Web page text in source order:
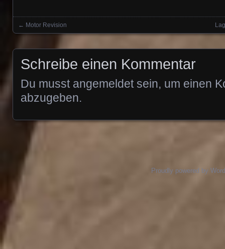
Posts navigation
← Motor Revision
Schreibe einen Kommentar
Du musst angemeldetsein, um einen
abzugeben.
Proudly powered by